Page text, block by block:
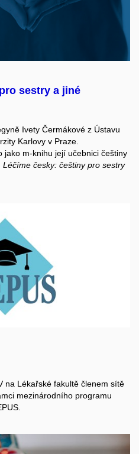
sestry a jiné
Ivety Čermákové z Ústavu
Karlovy v Praze.
jako m-knihu její učebnici češtiny
Léčíme česky: češtiny pro sestry
na Lékařské fakultě členem sítě
mezinárodního programu